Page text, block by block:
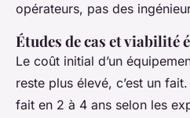
opérateurs, pas des
Études de cas et viabilité
Le coût initial d’un
reste plus élevé, c’est un
fait en 2 à 4 ans selon les